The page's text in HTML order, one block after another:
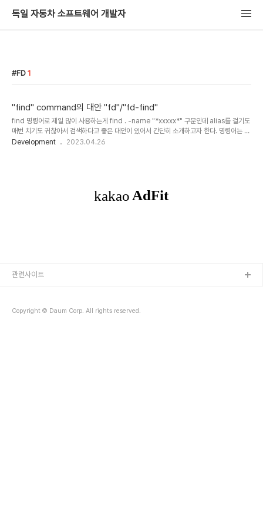
독일 자동차 소프트웨어 개발자
FD 1
"find" command의 대안 "fd"/"fd-find"
find 명령어로 제일 많이 사용하는게 find . -name "*xxxxx*" 구문인데 alias를 걸기도
매번 치기도 귀찮아서 검색하다고 좋은 대안이 있어서 간단히 소개하고자 한다. 명령어는 바
로 fd 이다. MACOS 뿐만이 아니라 거의 모든 리눅스 Distro를 지원하고 엄청나게 빠르고
Development 2023.04.26
Copyright © Daum Corp. All rights reserved.
관련사이트